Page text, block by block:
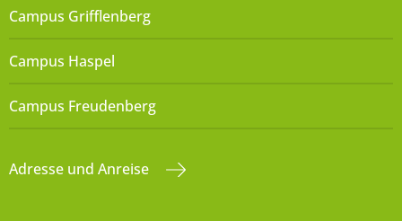
Campus Grifflenberg
Campus Haspel
Campus Freudenberg
Adresse und Anreise